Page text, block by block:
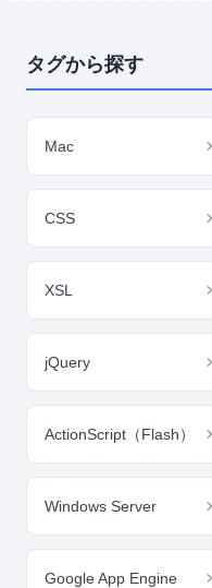
タグから探す
Mac
CSS
XSL
jQuery
ActionScript（Flash）
Windows Server
Google App Engine